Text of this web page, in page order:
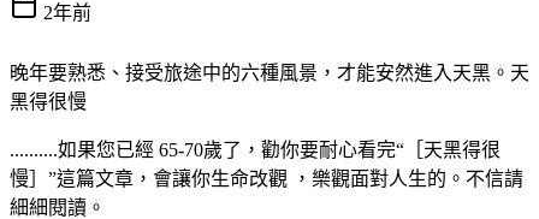
2年前
晚年要熟悉、接受旅途中的六種風景，才能安然進入天黑。天
黑得很慢
..........如果您已經 65-70歲了，勸你要耐心看完“［天黑得很
慢］”這篇文章，會讓你生命改觀 ，樂觀面對人生的。不信請
細細閱讀。